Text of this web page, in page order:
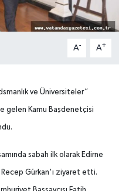
A- A+
ve Üniversiteler”
gelen Kamu Başdenetçisi
sabah ilk olarak Edirne
Recep Gürkan'ı ziyaret etti.